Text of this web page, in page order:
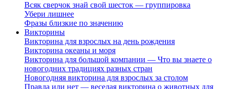
Всяк сверчок знай свой шесток — группировка
Убери лишнее
Фразы близкие по значению
Викторины
Викторина для взрослых на день рождения
Викторина океаны и моря
Викторина для большой компании — Что вы знаете о
новогодних традициях разных стран
Новогодняя викторина для взрослых за столом
Правда или нет — веселая викторина о животных для